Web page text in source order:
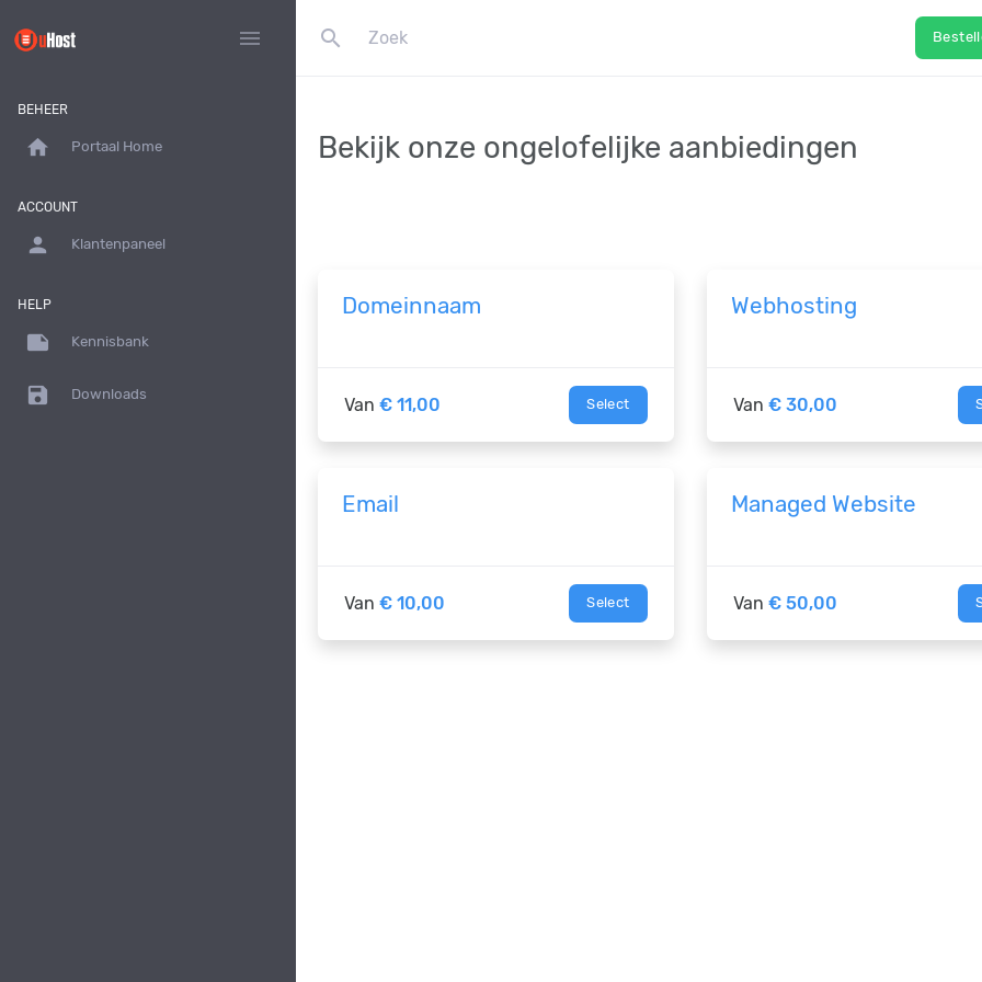
menu search
BEHEER
home Portaal Home
ACCOUNT
person Klantenpaneel
HELP
note Kennisbank
save Downloads
Bekijk onze ongelofelijke aanbiedingen
Domeinnaam
Van € 11,00 Select
Webhosting
Van € 30,00
Email
Van € 10,00 Select
Managed Website
Van € 50,00